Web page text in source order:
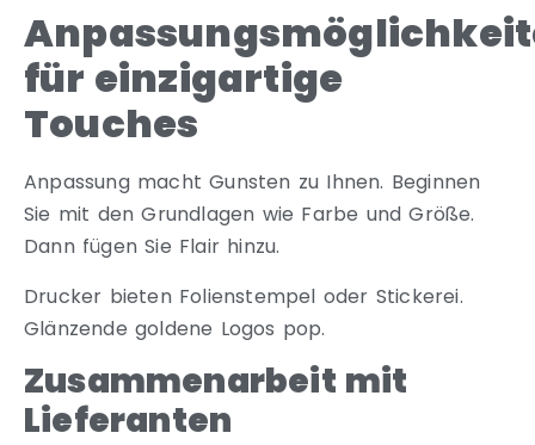
für einzigartige
Touches
Anpassung macht Gunsten zu Ihnen. Beginnen
Sie mit den Grundlagen wie Farbe und Größe.
Dann fügen Sie Flair hinzu.
Drucker bieten Folienstempel oder Stickerei.
Glänzende goldene Logos pop.
Zusammenarbeit mit
Lieferanten